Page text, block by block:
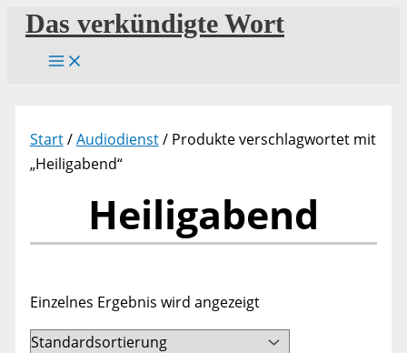
Zum
Inhalt
springen
Das verkündigte Wort
Start/Audiodienst/ Produkte verschlagwortet mit
„Heiligabend“
Heiligabend
Einzelnes Ergebnis wird angezeigt